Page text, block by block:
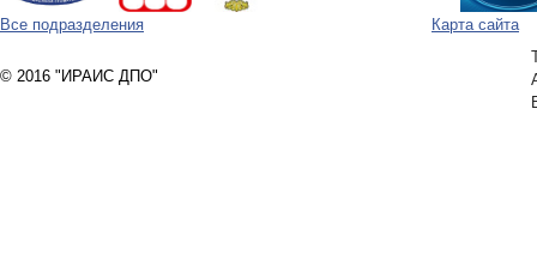
Все подразделения
Карта сайта
© 2016 "ИРАИС ДПО"